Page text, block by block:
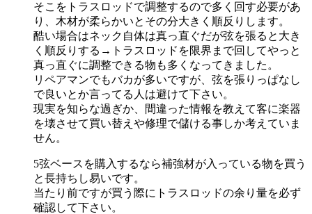
そこをトラスロッドで調整するので多く回す必要があ
り、木材が柔らかいとその分大きく順反りします。
酷い場合はネック自体は真っ直ぐだが弦を張ると大き
く順反りする→トラスロッドを限界まで回してやっと
真っ直ぐに調整できる物も多くなってきました。
リペアマンでもバカが多いですが、弦を張りっぱなし
で良いとか言ってる人は避けて下さい。
現実を知らな過ぎか、間違った情報を教えて客に楽器
を壊させて買い替えや修理で儲ける事しか考えていま
せん。
5弦ベースを購入するなら補強材が入っている物を買う
と長持ちし易いです。
当たり前ですが買う際にトラスロッドの余り量を必ず
確認して下さい。